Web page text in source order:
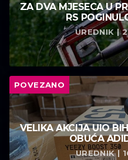
ZA DVA MJESECA U
RS
UREDNIK |
POVEZANO
VELIKA AKCIJA UIO
OBUĆA
UREDNIK |